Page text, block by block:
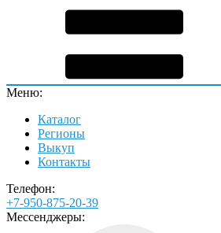
Меню:
Каталог
Регионы
Выкуп
Контакты
Телефон:
+7-950-875-20-39
Мессенджеры: